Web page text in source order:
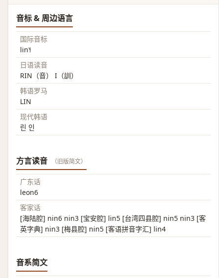
音标 & 周边语言
国际音标
lin˥˧
日语读音
RIN（音） I（訓）
韩语罗马
LIN
现代韩语
린 인
方言读音 （旧版简文）
广东话
leon6
客家话
[海陆腔] nin6 nin3 [宝安腔] lin5 [台湾四县腔] nin5 nin3 [客
英字典] nin3 [梅县腔] nin5 [客语拼音字汇] lin4
音系简文